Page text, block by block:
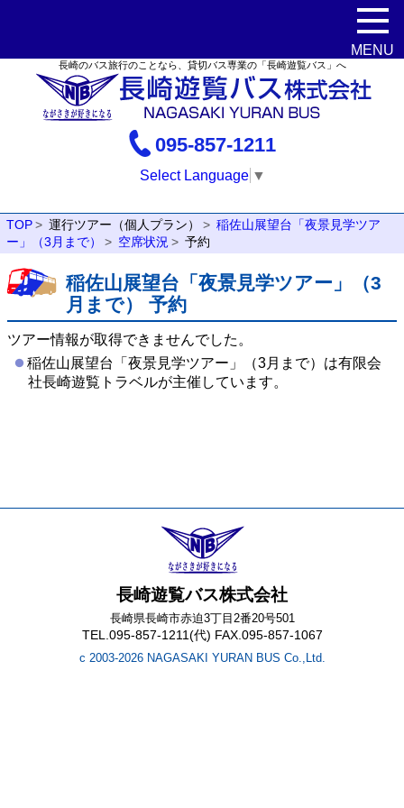
長崎のバス旅行のことなら、貸切バス専業の「長崎遊覧バス」へ
095-857-1211
Select Language ▼
TOP 運行ツアー（個人プラン）
稲佐山展望台「夜景見学ツア
ー」（3月まで）
空席状況 予約
稲佐山展望台「夜景見学ツアー」（3
月まで） 予約
ツアー情報が取得できませんでした。
稲佐山展望台「夜景見学ツアー」（3月まで）は有限会
社長崎遊覧トラベルが主催しています。
長崎遊覧バス株式会社
長崎県長崎市赤迫3丁目2番20号501
TEL.095-857-1211(代) FAX.095-857-1067
c 2003-2026 NAGASAKI YURAN BUS Co.,Ltd.